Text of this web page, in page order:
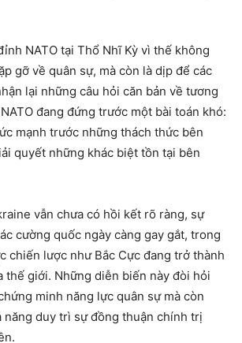
NATO tại Thổ Nhĩ Kỳ vì thế không
gỡ về quân sự, mà còn là dịp để các
lại những câu hỏi căn bản về tương
đang đứng trước một bài toán khó:
mạnh trước những thách thức bên
quyết những khác biệt tồn tại bên
vẫn chưa có hồi kết rõ ràng, sự
cường quốc ngày càng gay gắt, trong
chiến lược như Bắc Cực đang trở thành
thế giới. Những diễn biến này đòi hỏi
minh năng lực quân sự mà còn
năng duy trì sự đồng thuận chính trị